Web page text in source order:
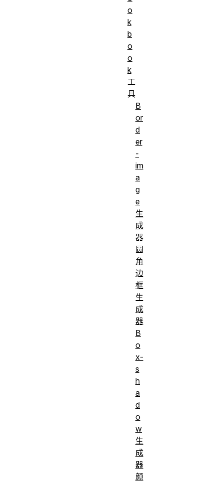
o
k
b
o
o
k
工
具
B
or
d
er
-
im
a
g
e
生
成
器
圆
角
边
框
生
成
器
B
o
x-
s
h
a
d
o
w
生
成
器
颜